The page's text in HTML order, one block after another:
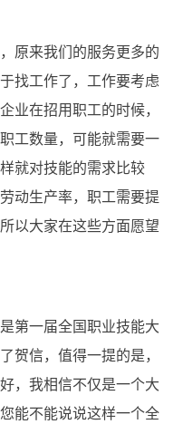
原来我们的服务更多的
找工作了，工作要考虑
业在招用职工的时候，
工数量，可能就需要一
就对技能的需求比较
动生产率，职工需要提
以大家在这些方面愿望
第一届全国职业技能大
贺信，值得一提的是，
，我相信不仅是一个大
能不能说说这样一个全